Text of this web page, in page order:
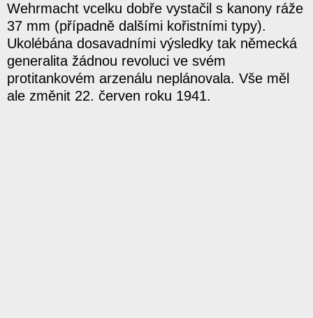
Wehrmacht vcelku dobře vystačil s kanony ráže
37 mm (případně dalšími kořistními typy).
Ukolébána dosavadními výsledky tak německá
generalita žádnou revoluci ve svém
protitankovém arzenálu neplánovala. Vše měl
ale změnit 22. červen roku 1941.